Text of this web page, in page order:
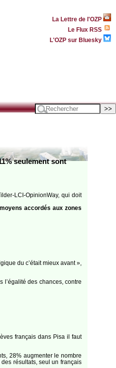
La Lettre de l'OZP
Le Flux RSS
L'OZP sur Bluesky
seulement sont
LCI-OpinionWay, qui doit
accordés aux zones
du c’était mieux avant »,
l’égalité des chances, contre
français dans Pisa il faut
28% augmenter le nombre
résultats, seul un français